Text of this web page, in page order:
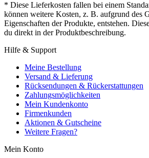
* Diese Lieferkosten fallen bei einem
können weitere Kosten, z. B. aufgrund des
Eigenschaften der Produkte, entstehen.
du direkt in der Produktbeschreibung.
Hilfe & Support
Meine Bestellung
Versand & Lieferung
Rücksendungen & Rückerstattungen
Zahlungsmöglichkeiten
Mein Kundenkonto
Firmenkunden
Aktionen & Gutscheine
Weitere Fragen?
Mein Konto